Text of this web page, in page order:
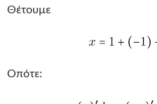
Θέτουμε
Οπότε: